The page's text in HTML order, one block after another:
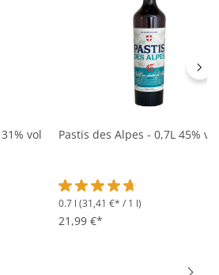
vol
von 3.2 von 5 Sternen
Pastis des Alpes - 0,7L 45% vol
Durchschnittliche
0.7 l (31,41 €* / 1 l)
21,99 €*